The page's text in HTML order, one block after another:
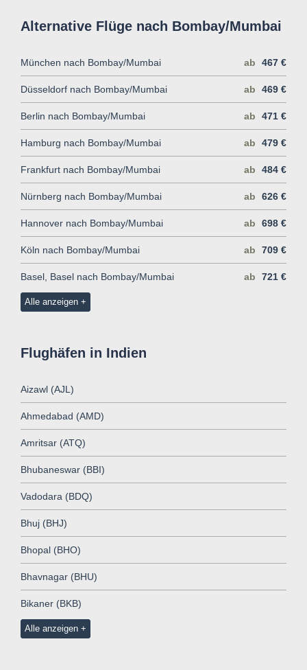
Alternative Flüge nach Bombay/Mumbai
München nach Bombay/Mumbai ab 467 €
Düsseldorf nach Bombay/Mumbai ab 469 €
Berlin nach Bombay/Mumbai ab 471 €
Hamburg nach Bombay/Mumbai ab 479 €
Frankfurt nach Bombay/Mumbai ab 484 €
Nürnberg nach Bombay/Mumbai ab 626 €
Hannover nach Bombay/Mumbai ab 698 €
Köln nach Bombay/Mumbai ab 709 €
Basel, Basel nach Bombay/Mumbai ab 721 €
Alle anzeigen
Flughäfen in Indien
Aizawl (AJL)
Ahmedabad (AMD)
Amritsar (ATQ)
Bhubaneswar (BBI)
Vadodara (BDQ)
Bhuj (BHJ)
Bhopal (BHO)
Bhavnagar (BHU)
Bikaner (BKB)
Alle anzeigen